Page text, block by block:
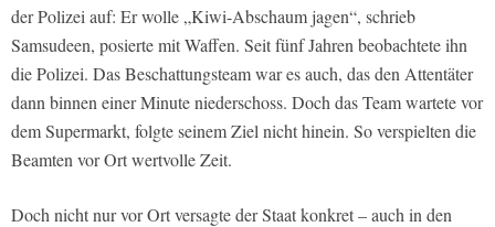
der Polizei auf: Er wolle „Kiwi-Abschaum jagen“, schrieb
Samsudeen, posierte mit Waffen. Seit fünf Jahren beobachtete ihn
die Polizei. Das Beschattungsteam war es auch, das den Attentäter
dann binnen einer Minute niederschoss. Doch das Team wartete vor
dem Supermarkt, folgte seinem Ziel nicht hinein. So verspielten die
Beamten vor Ort wertvolle Zeit.
Doch nicht nur vor Ort versagte der Staat konkret – auch in den